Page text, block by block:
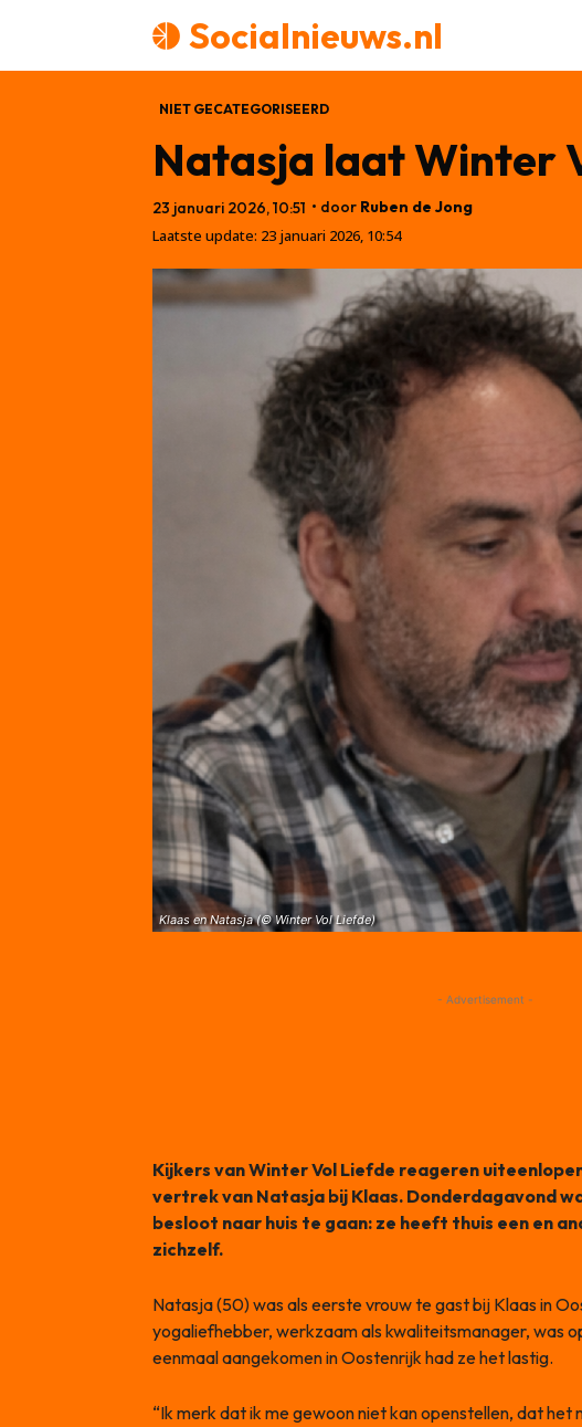
Socialnieuws.nl
NIET GECATEGORISEERD
Natasja laat Winter
23 januari 2026, 10:51 • door Ruben de Jong
Laatste update: 23 januari 2026, 10:54
Klaas en Natasja (© Winter Vol Liefde)
- Advertisement -
Kijkers van Winter Vol Liefde reageren
vertrek van Natasja bij Klaas. Donderdagavond
besloot naar huis te gaan: ze heeft thuis een en
zichzelf.
Natasja (50) was als eerste vrouw te gast bij Klaas in
yogaliefhebber, werkzaam als kwaliteitsmanager, was
eenmaal aangekomen in Oostenrijk had ze het lastig.
“Ik merk dat ik me gewoon niet kan openstellen, dat het